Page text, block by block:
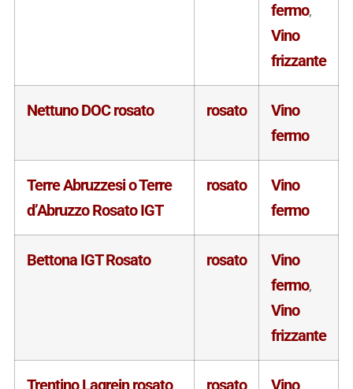
fermo,
Vino
frizzante
Nettuno DOC rosato rosato
Vino
fermo
Terre Abruzzesi o Terre
d’Abruzzo Rosato IGT
rosato
Vino
fermo
Bettona IGT Rosato rosato
Vino
fermo,
Vino
frizzante
Trentino Lagrein rosato rosato Vino